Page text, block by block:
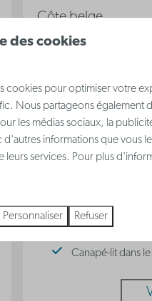
Côte belge
5
Studio de vacances
entièrement équipé
couples et familles
pour 3 personnes
Cuisine
Canapé-lit dans
des cookies
cookies pour optimiser votre
Nous partageons également
les médias sociaux, la
d'autres informations que vous
leurs services. Pour plus
Personnaliser Refuser